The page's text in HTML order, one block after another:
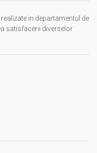
in departamentul de
satisfacerii diverselor